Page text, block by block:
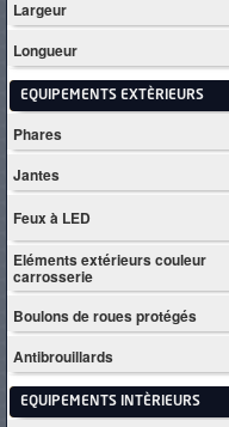
Largeur
Longueur
EQUIPEMENTS EXTÈRIEURS
Phares
Jantes
Feux à LED
Eléments extérieurs couleur
carrosserie
Boulons de roues protégés
Antibrouillards
EQUIPEMENTS INTÈRIEURS